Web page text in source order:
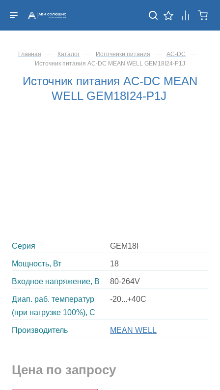
Главная — Каталог — Источники питания — AC-DC —
Источник питания AC-DC MEAN WELL GEM18I24-P1J
Источник питания AC-DC MEAN
WELL GEM18I24-P1J
Серия GEM18I
Мощность, Вт 18
Входное напряжение, В 80-264V
Диап. раб. температур
(при нагрузке 100%), C
-20...+40C
Производитель MEAN WELL
Цена по запросу